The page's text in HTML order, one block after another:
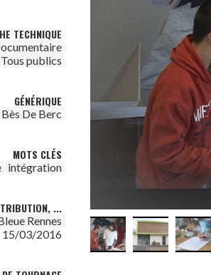
TECHNIQUE
Tous publics
GÉNÉRIQUE
De Berc
MOTS CLÉS
intégration
...
Rennes
15/03/2016